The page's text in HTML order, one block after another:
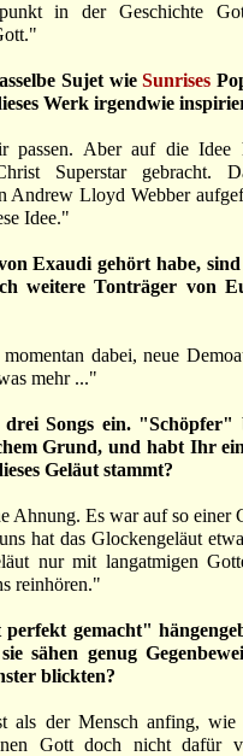
in der Geschichte
Sujet wieSunrises
Werk irgendwie
passen. Aber auf die Idee
Superstar gebracht.
Andrew Lloyd Webber
Idee."
Exaudi gehört habe,
weitere Tonträger von
dabei, neue
mehr ..."
Songs ein. "Schöpfer"
Grund, und habt Ihr
Geläut stammt?
Ahnung. Es war auf so
hat das Glockengeläut
nur mit langatmigen
reinhören."
gemacht"
sähen genug
blickten?
als der Mensch anfing, wie
Gott doch nicht dafür